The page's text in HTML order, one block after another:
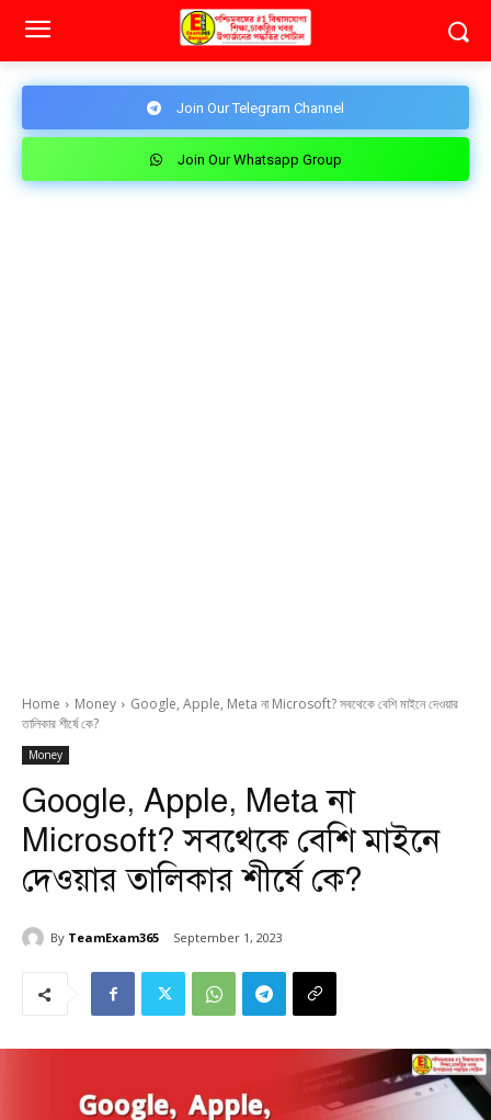
Join Our Telegram Channel
Join Our Whatsapp Group
Home Money
Google, Apple, Meta না Microsoft? সবথেকে বেশি মাইনে দেওয়ার
তালিকার শীর্ষে কে?
Money
Google, Apple, Meta না
Microsoft? সবথেকে বেশি মাইনে
দেওয়ার তালিকার শীর্ষে কে?
By TeamExam365 September 1, 2023